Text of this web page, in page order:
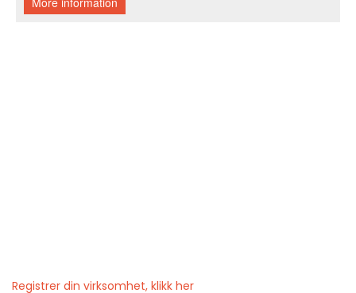
Registrer din virksomhet, klikk her